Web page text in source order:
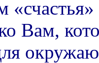
Вам,